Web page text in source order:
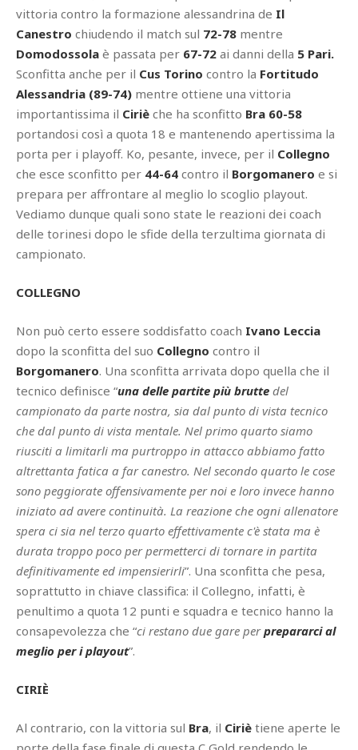
vittoria contro la formazione alessandrina de Il
Canestro chiudendo il match sul 72-78 mentre
Domodossola è passata per 67-72 ai danni della 5 Pari.
Sconfitta anche per il Cus Torino contro la Fortitudo
Alessandria (89-74) mentre ottiene una vittoria
importantissima il Ciriè che ha sconfitto Bra 60-58
portandosi così a quota 18 e mantenendo apertissima la
porta per i playoff. Ko, pesante, invece, per il Collegno
che esce sconfitto per 44-64 contro il Borgomanero e si
prepara per affrontare al meglio lo scoglio playout.
Vediamo dunque quali sono state le reazioni dei coach
delle torinesi dopo le sfide della terzultima giornata di
campionato.
COLLEGNO
Non può certo essere soddisfatto coach Ivano Leccia
dopo la sconfitta del suo Collegno contro il
Borgomanero. Una sconfitta arrivata dopo quella che il
tecnico definisce “una delle partite più brutte del
campionato da parte nostra, sia dal punto di vista tecnico
che dal punto di vista mentale. Nel primo quarto siamo
riusciti a limitarli ma purtroppo in attacco abbiamo fatto
altrettanta fatica a far canestro. Nel secondo quarto le cose
sono peggiorate offensivamente per noi e loro invece hanno
iniziato ad avere continuità. La reazione che ogni allenatore
spera ci sia nel terzo quarto effettivamente c'è stata ma è
durata troppo poco per permetterci di tornare in partita
definitivamente ed impensierirli”. Una sconfitta che pesa,
soprattutto in chiave classifica: il Collegno, infatti, è
penultimo a quota 12 punti e squadra e tecnico hanno la
consapevolezza che “ci restano due gare perprepararci al
meglio per i playout”.
CIRIÈ
Al contrario, con la vittoria sul Bra, il Ciriè tiene aperte le